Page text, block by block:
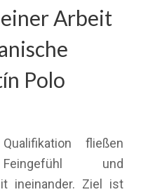
Arbeit
Polo
fließen
Feingefühl und
ineinander. Ziel ist